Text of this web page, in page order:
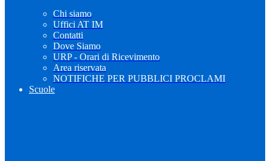
Chi siamo
Uffici AT IM
Contatti
Dove Siamo
URP - Orari di Ricevimento
Area riservata
NOTIFICHE PER PUBBLICI PROCLAMI
Scuole